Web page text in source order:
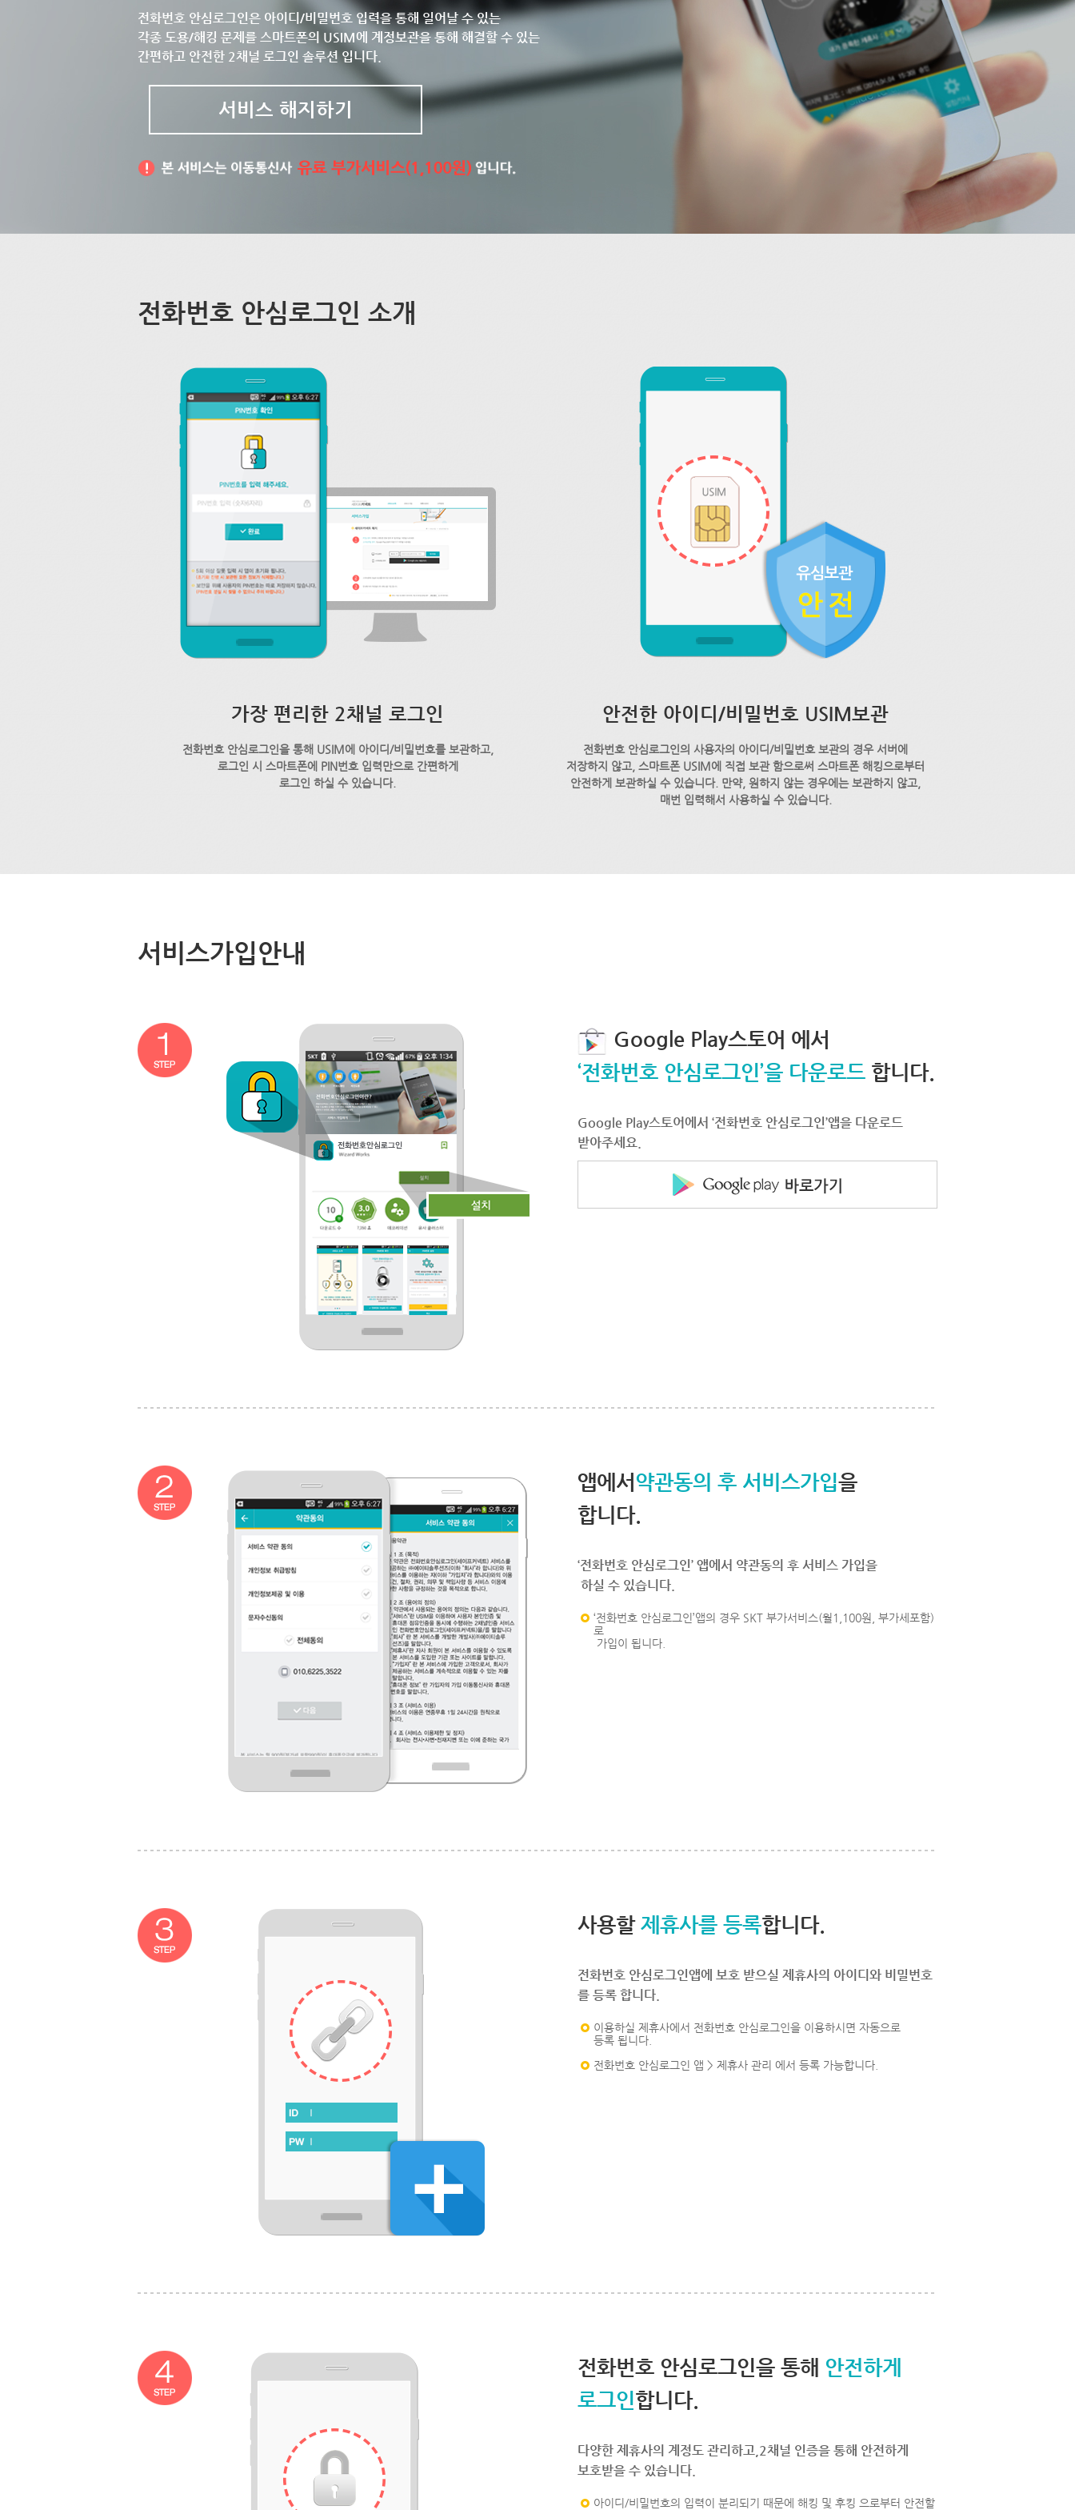
전화번호 안심로그인은 아이디/비밀번호 입력을 통해 일어날 수 있는
각종 도용/해킹 문제를 스마트폰의 USIM에 계정보관을 통해 해결할 수 있는
간편하고 안전한 2채널 로그인 솔루션 입니다.
서비스 해지하기
전화번호 안심로그인 소개
가장 편리한 2채널 로그인
전화번호 안심로그인을 통해 USIM에 아이디/비밀번호를 보관하고,
로그인 시 스마트폰에 PIN번호 입력만으로 간편하게
로그인 하실 수 있습니다.
안전한 아이디/비밀번호 USIM보관
전화번호 안심로그인의 사용자의 아이디/비밀번호 보관의 경우 서버에
저장하지 않고, 스마트폰 USIM에 직접 보관 함으로써 스마트폰 해킹으로부터
안전하게 보관하실 수 있습니다. 만약, 원하지 않는 경우에는 보관하지 않고,
매번 입력해서 사용하실 수 있습니다.
서비스가입안내
Google Play스토어 에서
‘전화번호 안심로그인’을 다운로드 합니다.
Google Play스토어에서 ‘전화번호 안심로그인’앱을 다운로드
받아주세요.
앱에서 약관동의 후 서비스가입을
합니다.
‘전화번호 안심로그인’ 앱에서 약관동의 후 서비스 가입을
하실 수 있습니다.
‘전화번호 안심로그인’앱의 경우 SKT 부가서비스(월1,100원, 부가세포함)
로
가입이 됩니다.
사용할 제휴사를 등록합니다.
전화번호 안심로그인앱에 보호 받으실 제휴사의 아이디와 비밀번호
를 등록 합니다.
이용하실 제휴사에서 전화번호 안심로그인을 이용하시면 자동으로
등록 됩니다.
전화번호 안심로그인 앱 > 제휴사 관리 에서 등록 가능합니다.
전화번호 안심로그인을 통해 안전하게
로그인합니다.
다양한 제휴사의 계정도 관리하고,2채널 인증을 통해 안전하게
보호받을 수 있습니다.
아이디/비밀번호의 입력이 분리되기 때문에 해킹 및 후킹 으로부터 안전할